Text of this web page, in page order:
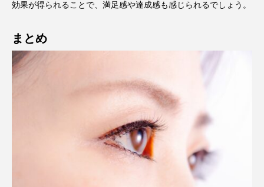
効果が得られることで、満足感や達成感も感じられるでしょう。
まとめ